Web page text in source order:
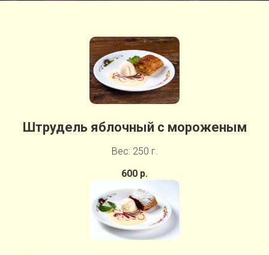
Штрудель яблочный с мороженым
Вес: 250 г.
600 р.